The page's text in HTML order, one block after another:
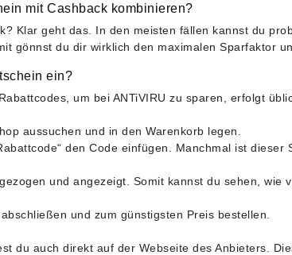
mit Cashback kombinieren?
Klar geht das. In den meisten fällen kannst du
gönnst du dir wirklich den maximalen Sparfaktor
ein?
um bei ANTiVIRU zu sparen, erfolgt
aussuchen und in den Warenkorb legen.
den Code einfügen. Manchmal ist
und angezeigt. Somit kannst du sehen, wie
und zum günstigsten Preis bestellen.
du auch direkt auf der Webseite des Anbieters.